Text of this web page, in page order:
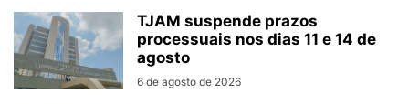
TJAM suspende prazos
processuais nos dias 11 e 14 de
agosto
6 de agosto de 2026